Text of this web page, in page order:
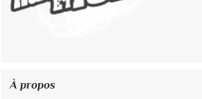
À propos